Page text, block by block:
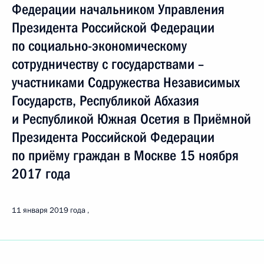
Федерации начальником Управления
Президента Российской Федерации
по социально-экономическому
сотрудничеству с государствами –
участниками Содружества Независимых
Государств, Республикой Абхазия
и Республикой Южная Осетия в Приёмной
Президента Российской Федерации
по приёму граждан в Москве 15 ноября
2017 года
11 января 2019 года